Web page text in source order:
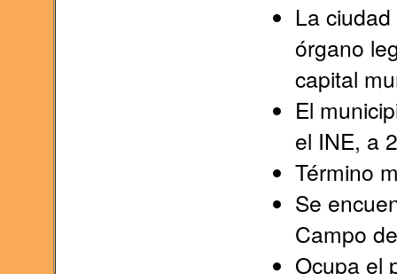
La
órgano
capital
El
el INE, a
Término
Se
Campo
Ocupa el